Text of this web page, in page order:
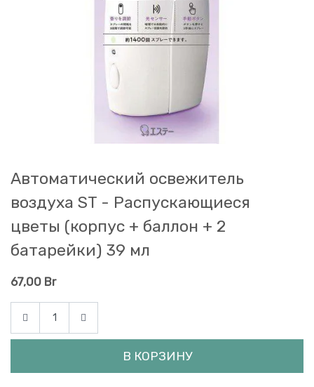
Автоматический освежитель
воздуха ST - Распускающиеся
цветы (корпус + баллон + 2
батарейки) 39 мл
67,00 Br
В КОРЗИНУ